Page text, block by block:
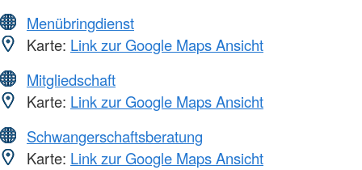
Menübringdienst
Karte: Link zur Google Maps Ansicht
Mitgliedschaft
Karte: Link zur Google Maps Ansicht
Schwangerschaftsberatung
Karte: Link zur Google Maps Ansicht